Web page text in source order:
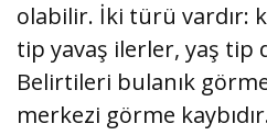
olabilir. İki türü vardır:
tip yavaş ilerler, yaş tip
Belirtileri bulanık
merkezi görme